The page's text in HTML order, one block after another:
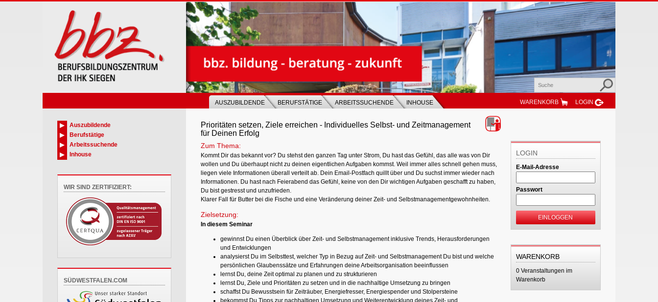
AUSZUBILDENDE BERUFSTÄTIGE ARBEITSSUCHENDE INHOUSE WARENKORB LOGIN
Prioritäten setzen, Ziele erreichen - Individuelles Selbst- und Zeitmanagement
für Deinen Erfolg
Zum Thema:
Kommt Dir das bekannt vor? Du stehst den ganzen Tag unter Strom, Du hast das Gefühl, das alle was von Dir
wollen und Du überhaupt nicht zu deinen eigentlichen Aufgaben kommst. Weil immer alles schnell gehen muss,
liegen viele Informationen überall verteilt ab. Dein Email-Postfach quillt über und Du suchst immer wieder nach
Informationen. Du hast nach Feierabend das Gefühl, keine von den Dir wichtigen Aufgaben geschafft zu haben,
Du bist gestresst und unzufrieden.
Klarer Fall für Butter bei die Fische und eine Veränderung deiner Zeit- und Selbstmanagementgewohnheiten.
Zielsetzung:
In diesem Seminar
gewinnst Du einen Überblick über Zeit- und Selbstmanagement inklusive Trends, Herausforderungen
und Entwicklungen
analysierst Du im Selbsttest, welcher Typ in Bezug auf Zeit- und Selbstmanagement Du bist und welche
persönlichen Glaubenssätze und Erfahrungen deine Arbeitsorganisation beeinflussen
lernst Du, deine Zeit optimal zu planen und zu strukturieren
lernst Du, Ziele und Prioritäten zu setzen und in die nachhaltige Umsetzung zu bringen
schaffst Du Bewusstsein für Zeiträuber, Energiefresser, Energiespender und Stolpersteine
bekommst Du Tipps zur nachhaltigen Umsetzung und Weiterentwicklung deines Zeit- und
LOGIN
E-Mail-Adresse
Passwort
EINLOGGEN
WARENKORB
0 Veranstaltungen im
Warenkorb
Auszubildende
Berufstätige
Arbeitssuchende
Inhouse
WIR SIND ZERTIFIZIERT:
SÜDWESTFALEN.COM